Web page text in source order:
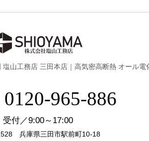
山工務店 三田本店｜ 高気密高断熱 オール電
965-886
受付／9:00～17:00
兵庫県三田市駅前町10-18